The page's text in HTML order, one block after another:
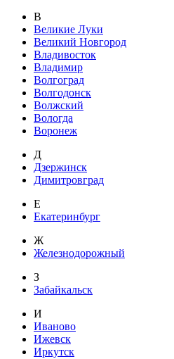
В
Великие Луки
Великий Новгород
Владивосток
Владимир
Волгоград
Волгодонск
Волжский
Вологда
Воронеж
Д
Дзержинск
Димитровград
Е
Екатеринбург
Ж
Железнодорожный
З
Забайкальск
И
Иваново
Ижевск
Иркутск